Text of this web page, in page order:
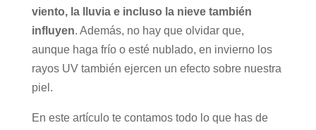
viento, la lluvia e incluso la nieve también
influyen. Además, no hay que olvidar que,
aunque haga frío o esté nublado, en invierno los
rayos UV también ejercen un efecto sobre nuestra
piel.
En este artículo te contamos todo lo que has de